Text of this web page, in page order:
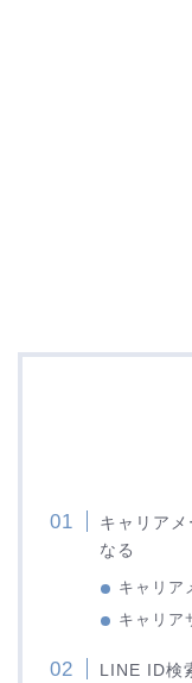
キャリア
なる
キャリア
キャリア
LINE ID検